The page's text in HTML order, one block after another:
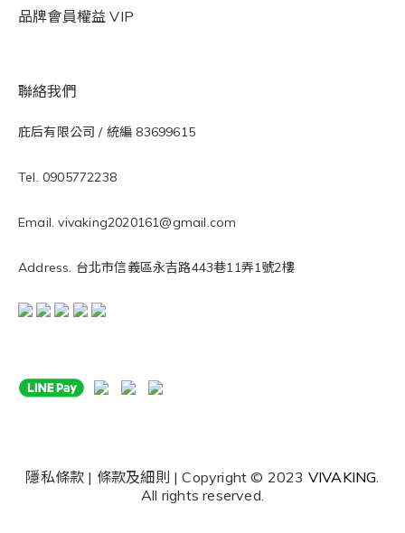
品牌會員權益 VIP
聯絡我們
庇后有限公司 / 統編 83699615
Tel. 0905772238
Email. vivaking2020161@gmail.com
Address. 台北市信義區永吉路443巷11弄1號2樓
隱私條款 | 條款及細則 | Copyright © 2023 VIVAKING.
All rights reserved.